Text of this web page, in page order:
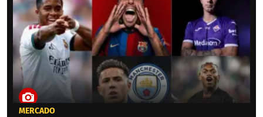
MERCADO